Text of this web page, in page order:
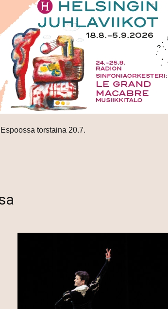
torstaina 20.7.